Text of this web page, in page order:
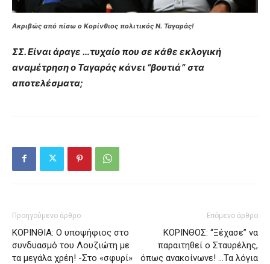
Ακριβώς από πίσω ο Κορίνθιος πολιτικός Ν. Ταγαράς!
ΣΣ. Είναι άραγε …τυχαίο που σε κάθε εκλογική
αναμέτρηση ο Ταγαράς κάνει “βουτιά” στα
αποτελέσματα;
Προηγούμενο άρθρο
ΚΟΡΙΝΘΙΑ: Ο υποψήφιος στο
συνδυασμό του Λουζιώτη με
τα μεγάλα χρέη! -Στο «σφυρί»
Επόμενο άρθρο
ΚΟΡΙΝΘΟΣ: “Ξέχασε” να
παραιτηθεί ο Σταυρέλης,
όπως ανακοίνωνε! …Τα λόγια